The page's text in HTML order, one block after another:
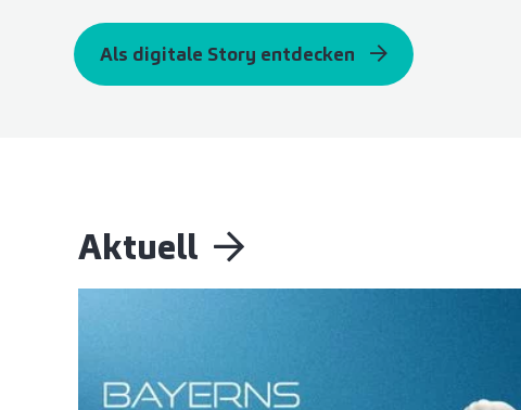
Als digitale Story entdecken
Aktuell